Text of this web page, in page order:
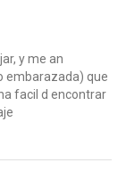
y me an
embarazada) que
facil d encontrar